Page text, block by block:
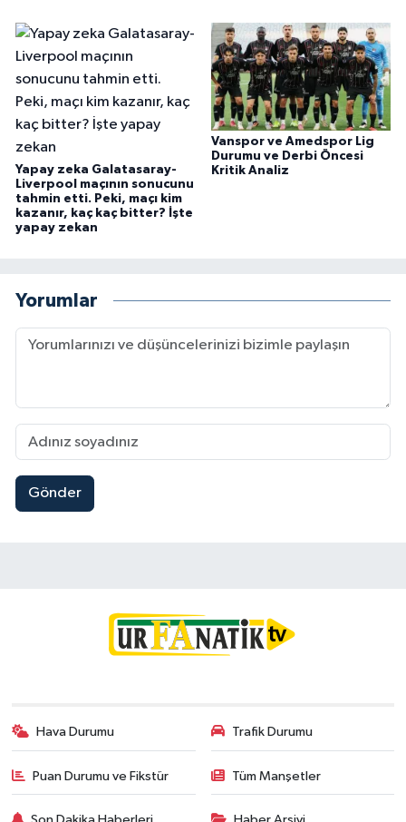
Yapay zeka Galatasaray-
Liverpool maçının sonucunu
tahmin etti. Peki, maçı kim
kazanır, kaç kaç bitter? İşte
yapay zekan
Vanspor ve Amedspor Lig
Durumu ve Derbi Öncesi
Kritik Analiz
Yorumlar
Gönder
Hava Durumu Trafik Durumu
Puan Durumu ve Fikstür Tüm Manşetler